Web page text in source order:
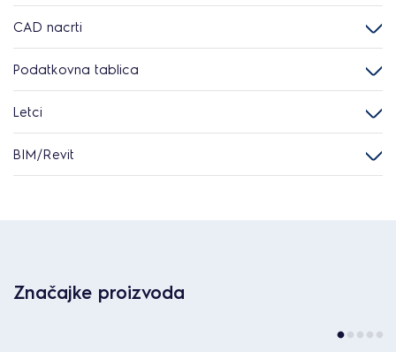
CAD nacrti
Podatkovna tablica
Letci
BIM/Revit
Značajke proizvoda